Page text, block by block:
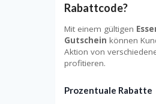
Rabattcode?
Mit einem gültigen
Gutschein können
Aktion von
profitieren.
Prozentuale Rabatte